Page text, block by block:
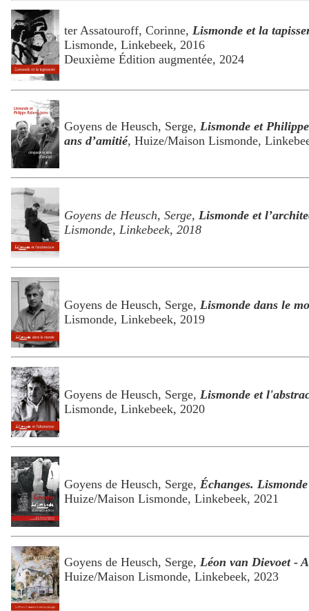
ter Assatouroff, Corinne, Lismonde et la
Lismonde, Linkebeek, 2016
Deuxième Édition augmentée, 2024
Goyens de Heusch, Serge, Lismonde et
ans d’amitié, Huize/Maison Lismonde,
Goyens de Heusch, Serge, Lismonde et
Lismonde, Linkebeek, 2018
Goyens de Heusch, Serge, Lismonde dans le
Lismonde, Linkebeek, 2019
Goyens de Heusch, Serge, Lismonde et
Lismonde, Linkebeek, 2020
Goyens de Heusch, Serge, Échanges.
Huize/Maison Lismonde, Linkebeek, 2021
Goyens de Heusch, Serge, Léon van Dievoet -
Huize/Maison Lismonde, Linkebeek, 2023